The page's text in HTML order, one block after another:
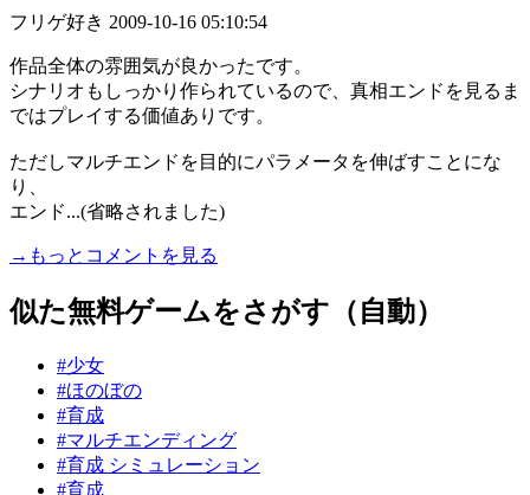
フリゲ好き 2009-10-16 05:10:54
作品全体の雰囲気が良かったです。
シナリオもしっかり作られているので、真相エンドを見るま
ではプレイする価値ありです。
ただしマルチエンドを目的にパラメータを伸ばすことにな
り、
エンド...(省略されました)
→もっとコメントを見る
似た無料ゲームをさがす（自動）
#少女
#ほのぼの
#育成
#マルチエンディング
#育成 シミュレーション
#育成